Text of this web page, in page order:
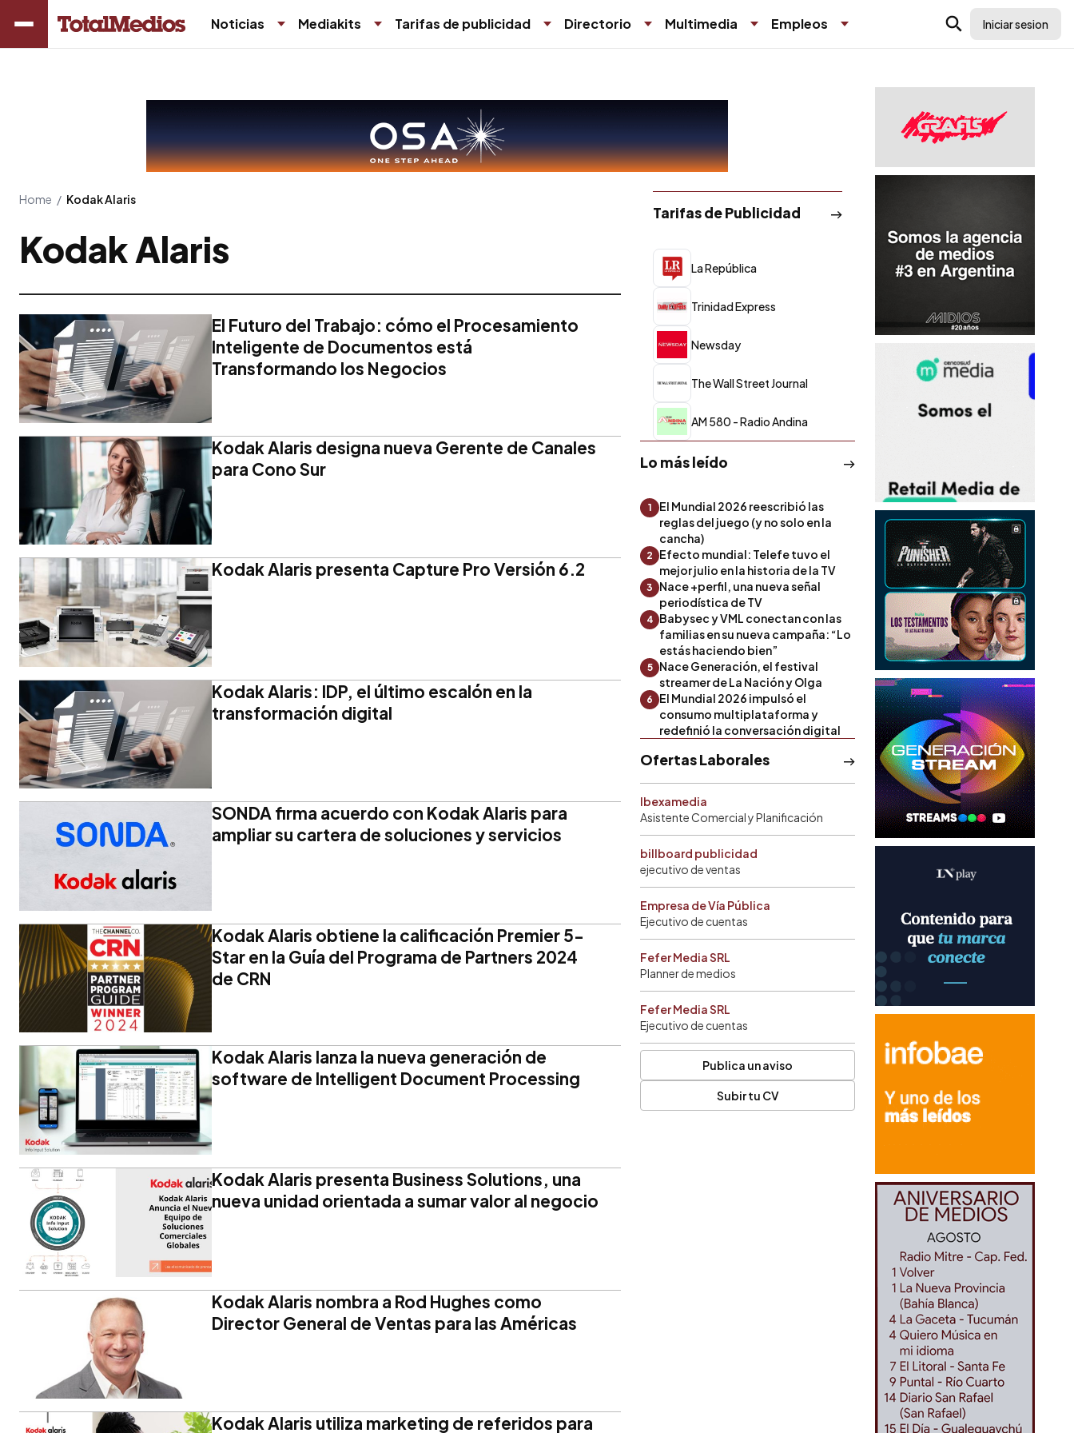
Noticias Mediakits Tarifas de publicidad Directorio Multimedia Empleos Iniciar sesion
Home / Kodak Alaris
Kodak Alaris
El Futuro del Trabajo: cómo el Procesamiento
Inteligente de Documentos está
Transformando los Negocios
Kodak Alaris designa nueva Gerente de Canales
para Cono Sur
Kodak Alaris presenta Capture Pro Versión 6.2
Kodak Alaris: IDP, el último escalón en la
transformación digital
SONDA firma acuerdo con Kodak Alaris para
ampliar su cartera de soluciones y servicios
Kodak Alaris obtiene la calificación Premier 5-
Star en la Guía del Programa de Partners 2024
de CRN
Kodak Alaris lanza la nueva generación de
software de Intelligent Document Processing
Kodak Alaris presenta Business Solutions, una
nueva unidad orientada a sumar valor al negocio
Kodak Alaris nombra a Rod Hughes como
Director General de Ventas para las Américas
Kodak Alaris utiliza marketing de referidos para
Tarifas de Publicidad
La República
Trinidad Express
Newsday
The Wall Street Journal
AM 580 - Radio Andina
Lo más leído
1
El Mundial 2026 reescribió las
reglas del juego (y no solo en la
cancha)
2
Efecto mundial: Telefe tuvo el
mejor julio en la historia de la TV
3
Nace +perfil, una nueva señal
periodística de TV
4 Babysec y VML conectan con las
familias en su nueva campaña: “Lo
estás haciendo bien”
5
Nace Generación, el festival
streamer de La Nación y Olga
6
El Mundial 2026 impulsó el
consumo multiplataforma y
redefinió la conversación digital
Ofertas Laborales
Ibexamedia
Asistente Comercial y Planificación
billboard publicidad
ejecutivo de ventas
Empresa de Vía Pública
Ejecutivo de cuentas
Fefer Media SRL
Planner de medios
Fefer Media SRL
Ejecutivo de cuentas
Publica un aviso
Subir tu CV